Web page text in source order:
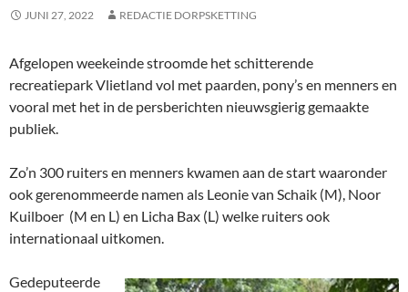
JUNI 27, 2022 REDACTIE DORPSKETTING
Afgelopen weekeinde stroomde het schitterende
recreatiepark Vlietland vol met paarden, pony’s en menners en
vooral met het in de persberichten nieuwsgierig gemaakte
publiek.
Zo’n 300 ruiters en menners kwamen aan de start waaronder
ook gerenommeerde namen als Leonie van Schaik (M), Noor
Kuilboer (M en L) en Licha Bax (L) welke ruiters ook
internationaal uitkomen.
Gedeputeerde